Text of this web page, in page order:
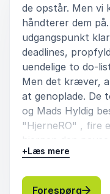
de opstår. Men vi
håndterer dem
udgangspunkt
deadlines,
uendelige to do-
Men det kræver,
at genoplade. De
og Mads Hyldig
"HjerneRO" , fire
hjernen den
tankemylder, som
læger og benyttes
+Læs mere
Forespørg: